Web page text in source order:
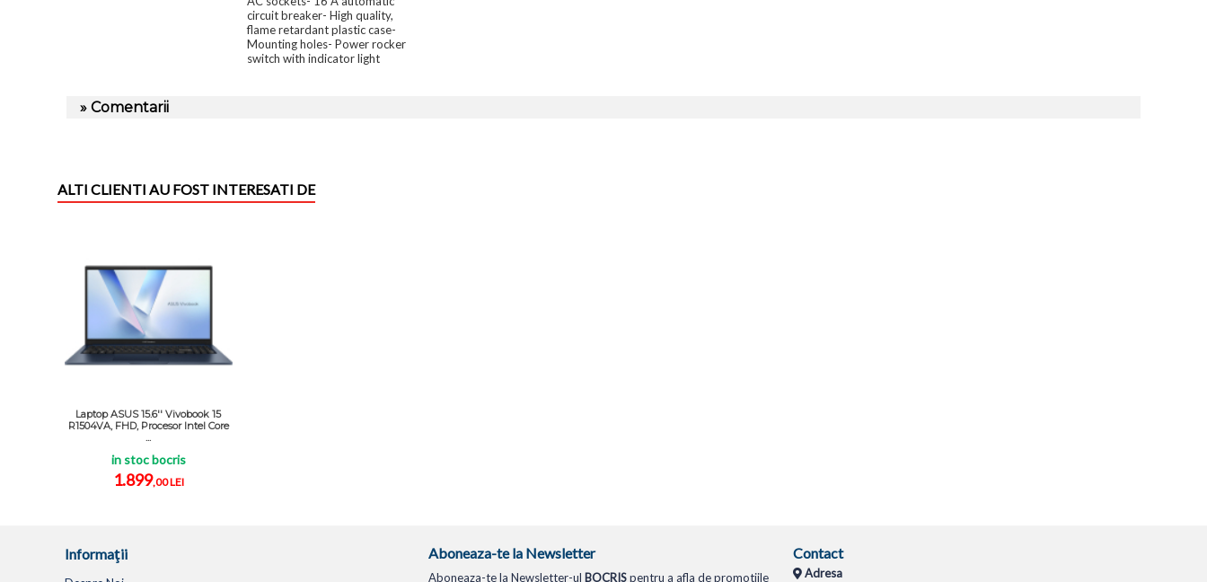
circuit breaker- High quality,
flame retardant plastic case-
Mounting holes- Power rocker
switch with indicator light
» Comentarii
ALTI CLIENTI AU FOST INTERESATI DE
Laptop ASUS 15.6'' Vivobook 15
R1504VA, FHD, Procesor Intel Core
in stoc bocris
1.899,00 LEI
Informaţii Aboneaza-te la Newsletter
Aboneaza-te la Newsletter-ul BOCRISpentru a afla de promotiile
Contact
Adresa